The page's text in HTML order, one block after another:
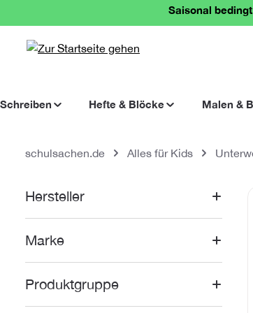
Zur Hauptnavigation springen
Saisonal
Schreiben Hefte & Blöcke Malen &
schulsachen.de Alles für Kids
Hersteller
Marke
Produktgruppe